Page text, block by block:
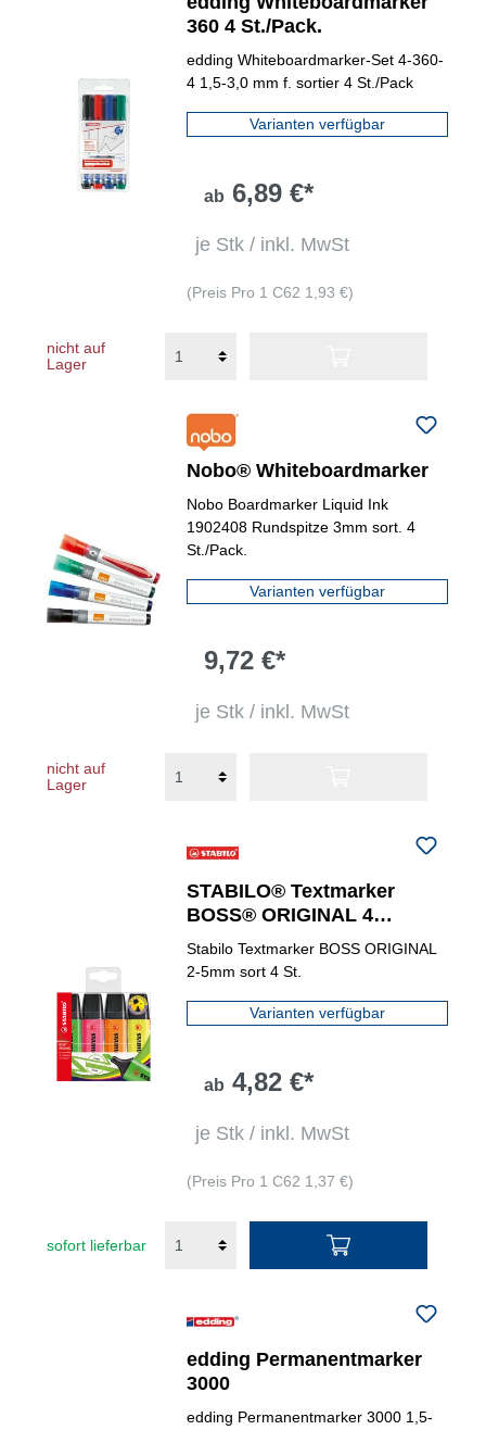
360 4 St./Pack.
edding Whiteboardmarker-Set 4-360-
4 1,5-3,0 mm f. sortier 4 St./Pack
Varianten verfügbar
ab 6,89 €*
je Stk / inkl. MwSt
(Preis Pro 1 C62 1,93 €)
nicht auf
Lager
Nobo® Whiteboardmarker
Nobo Boardmarker Liquid Ink
1902408 Rundspitze 3mm sort. 4
St./Pack.
Varianten verfügbar
9,72 €*
je Stk / inkl. MwSt
nicht auf
Lager
STABILO® Textmarker
BOSS® ORIGINAL 4
St./Pack.
Stabilo Textmarker BOSS ORIGINAL
2-5mm sort 4 St.
Varianten verfügbar
ab 4,82 €*
je Stk / inkl. MwSt
(Preis Pro 1 C62 1,37 €)
sofort lieferbar
edding Permanentmarker
3000
edding Permanentmarker 3000 1,5-